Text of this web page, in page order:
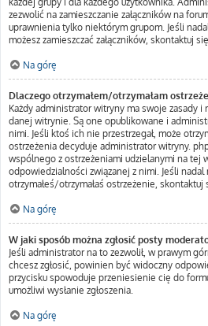
zezwolić na zamieszczanie załączników na
uprawnienia tylko niektórym grupom. Jeśli
możesz zamieszczać załączników, skontaktuj
Na górę
Dlaczego otrzymałem/otrzymałam
Każdy administrator witryny ma swoje zasady i
danej witrynie. Są one opublikowane i
nimi. Jeśli ktoś ich nie przestrzegał, może
ostrzeżenia decyduje administrator witryny.
wspólnego z ostrzeżeniami udzielanymi na tej
odpowiedzialności związanej z nimi. Jeśli
otrzymałeś/otrzymałaś ostrzeżenie,
Na górę
W jaki sposób można zgłosić posty
Jeśli administrator na to zezwolił, w prawym
chcesz zgłosić, powinien być widoczny
przycisku spowoduje przeniesienie cię do
umożliwi wysłanie zgłoszenia.
Na górę